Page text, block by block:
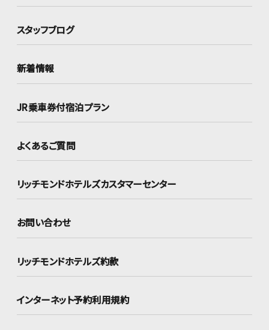
スタッフブログ
新着情報
JR乗車券付宿泊プラン
よくあるご質問
リッチモンドホテルズカスタマーセンター
お問い合わせ
リッチモンドホテルズ約款
インターネット予約利用規約